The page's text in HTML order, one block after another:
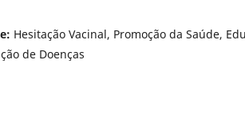
Hesitação Vacinal, Promoção da Saúde,
de Doenças